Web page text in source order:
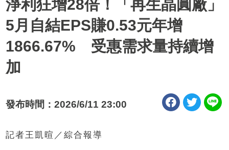
淨利狂增28倍！「再生晶圓廠」
5月自結EPS賺0.53元年增
1866.67% 受惠需求量持續增
加
發布時間：2026/6/11 23:00
記者王凱暄／綜合報導